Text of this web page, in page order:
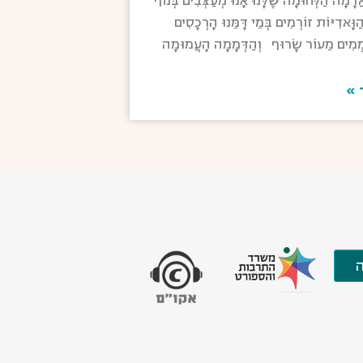
זוֹרְמִים בְּמֵי דָּמֵּנוּ הָרְכָסִים
מֵעוֹר שָׂרוּף וְהַדְּמָמָה הָעֲמוּמָה
»